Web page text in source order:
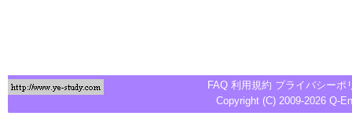
FAQ 利用規約 プライバシーポ
Copyright (C) 2009-2026 Q-